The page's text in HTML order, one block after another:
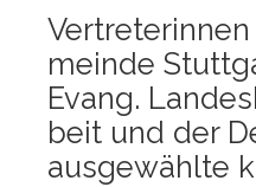
mein­de
Evang.
beit und der
aus­ge­wähl­te